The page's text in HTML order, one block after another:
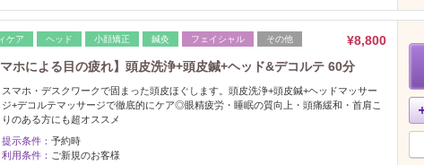
ケア ヘッド 小顔矯正 鍼灸 フェイシャル その他
¥8,800
マホによる目の疲れ】頭皮洗浄+頭皮鍼+ヘッド&デコルテ 60分
スマホ・デスクワークで固まった頭皮ほぐします。頭皮洗浄+頭皮鍼+ヘッドマッサー
ジ+デコルテマッサージで徹底的にケア◎眼精疲労・睡眠の質向上・頭痛緩和・首肩こ
りのある方にも超オススメ
提示条件： 予約時
利用条件： ご新規のお客様